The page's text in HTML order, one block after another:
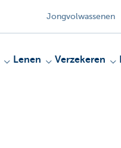
Jongvolwassenen
Lenen Verzekeren